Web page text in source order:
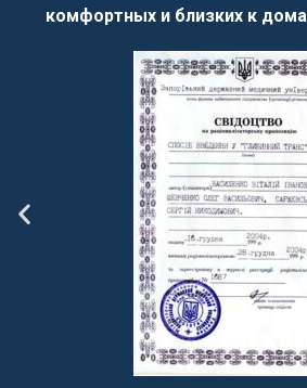
комфортных и близких к